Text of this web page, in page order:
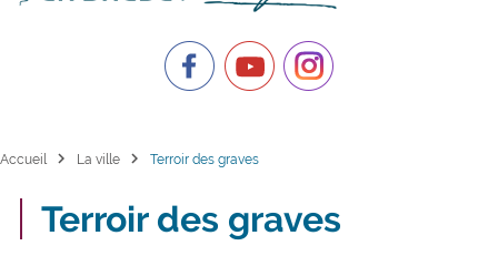
Accueil chevron_right La ville chevron_right Terroir des graves
Terroir des graves